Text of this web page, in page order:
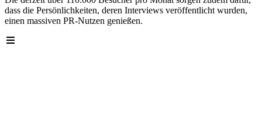
dass die Persönlichkeiten, deren Interviews veröffentlicht wurden,
einen massiven PR-Nutzen genießen.